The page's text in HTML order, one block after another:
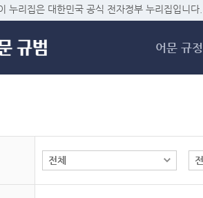
메
누리집은 대한민국 공식 전자정부 누리집입니다.
어문 규정